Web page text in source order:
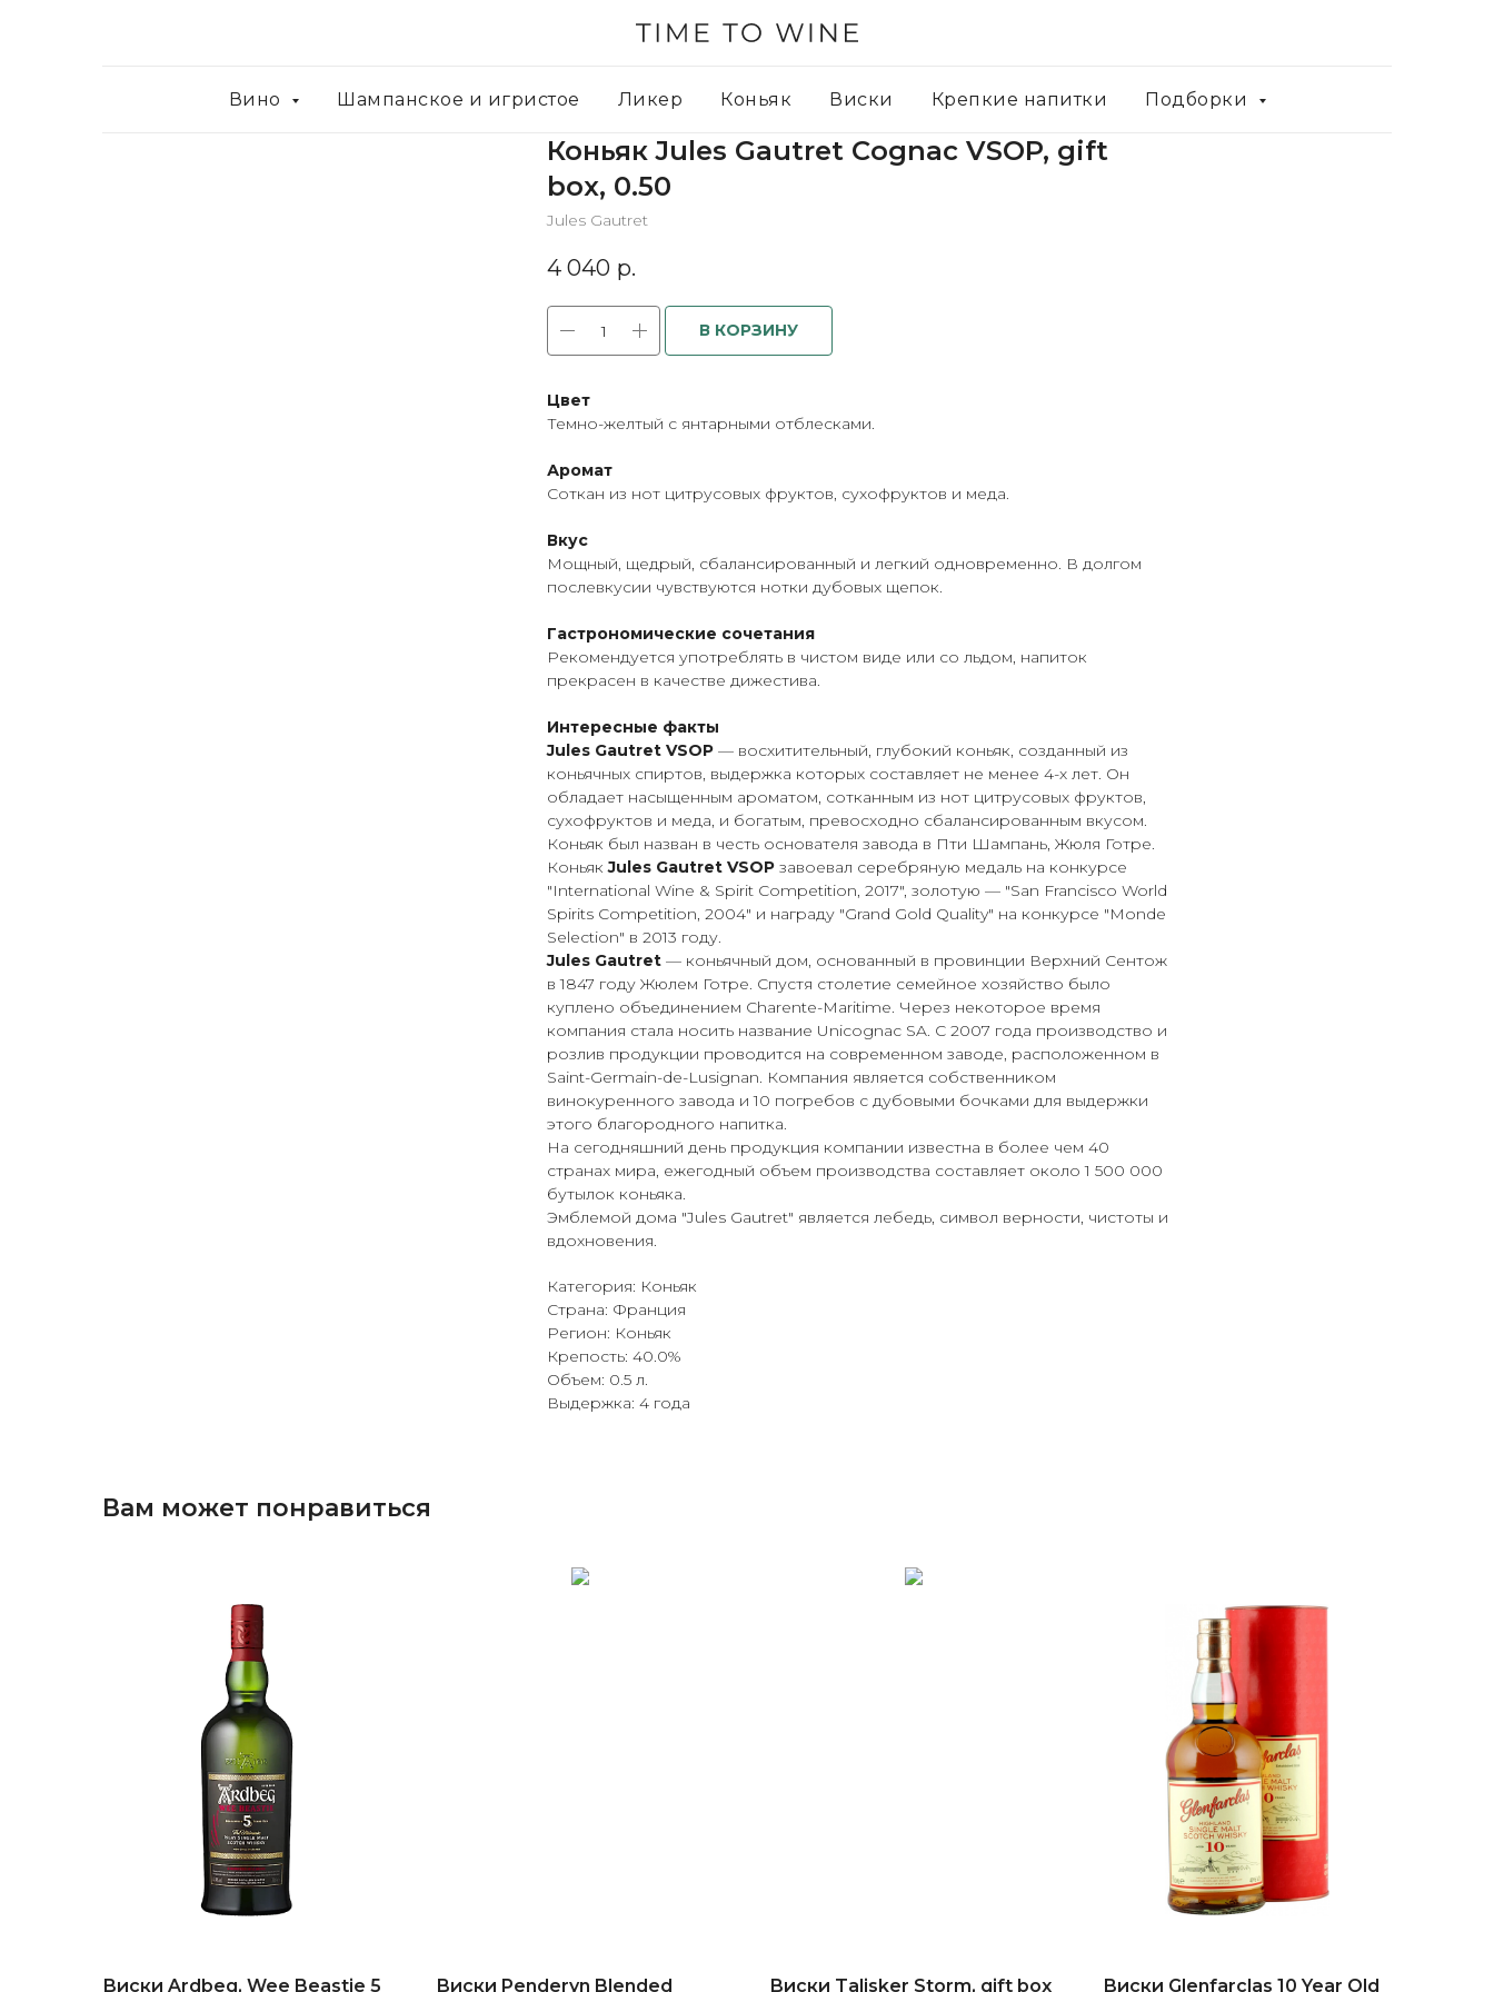
Вино Шампанское и игристое Ликер Коньяк Виски Крепкие напитки Подборки
Коньяк Jules Gautret Cognac VSOP, gift
box, 0.50
Jules Gautret
4 040 р.
В КОРЗИНУ
Цвет
Темно-желтый с янтарными отблесками.
Аромат
Соткан из нот цитрусовых фруктов, сухофруктов и меда.
Вкус
Мощный, щедрый, сбалансированный и легкий одновременно. В долгом
послевкусии чувствуются нотки дубовых щепок.
Гастрономические сочетания
Рекомендуется употреблять в чистом виде или со льдом, напиток
прекрасен в качестве дижестива.
Интересные факты
Jules Gautret VSOP — восхитительный, глубокий коньяк, созданный из
коньячных спиртов, выдержка которых составляет не менее 4-х лет. Он
обладает насыщенным ароматом, сотканным из нот цитрусовых фруктов,
сухофруктов и меда, и богатым, превосходно сбалансированным вкусом.
Коньяк был назван в честь основателя завода в Пти Шампань, Жюля Готре.
КоньякJules Gautret VSOP завоевал серебряную медаль на конкурсе
"International Wine & Spirit Competition, 2017", золотую — "San Francisco World
Spirits Competition, 2004" и награду "Grand Gold Quality" на конкурсе "Monde
Selection" в 2013 году.
Jules Gautret — коньячный дом, основанный в провинции Верхний Сентож
в 1847 году Жюлем Готре. Спустя столетие семейное хозяйство было
куплено объединением Charente-Maritime. Через некоторое время
компания стала носить название Unicognac SA. С 2007 года производство и
розлив продукции проводится на современном заводе, расположенном в
Saint-Germain-de-Lusignan. Компания является собственником
винокуренного завода и 10 погребов с дубовыми бочками для выдержки
этого благородного напитка.
На сегодняшний день продукция компании известна в более чем 40
странах мира, ежегодный объем производства составляет около 1 500 000
бутылок коньяка.
Эмблемой дома "Jules Gautret" является лебедь, символ верности, чистоты и
вдохновения.
Категория: Коньяк
Страна: Франция
Регион: Коньяк
Крепость: 40.0%
Объем: 0.5 л.
Выдержка: 4 года
Вам может понравиться
Виски Ardbeg, Wee Beastie 5 Виски Penderyn Blended Виски Talisker Storm, gift box Виски Glenfarclas 10 Year Old